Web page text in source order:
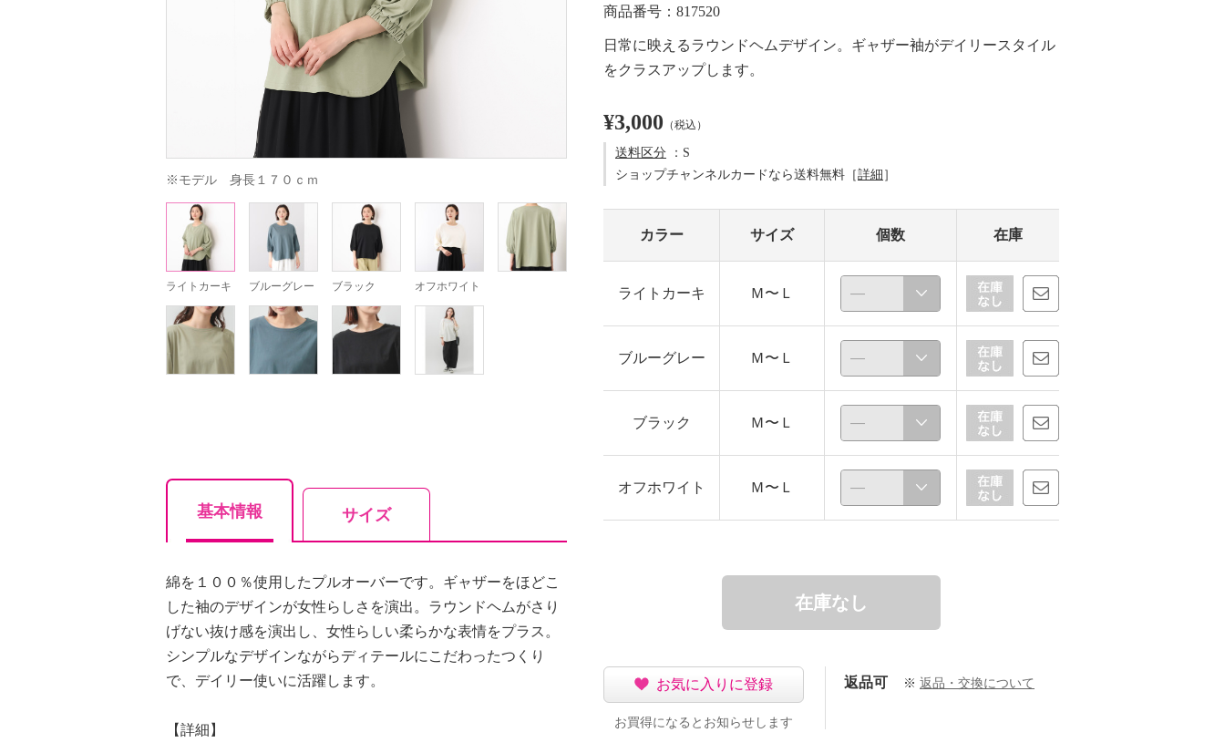
※モデル　身長１７０ｃｍ
ライトカーキ ブルーグレー ブラック オフホワイト
基本情報 サイズ
綿を１００％使用したプルオーバーです。ギャザーをほどこ
した袖のデザインが女性らしさを演出。ラウンドヘムがさり
げない抜け感を演出し、女性らしい柔らかな表情をプラス。
シンプルなデザインながらディテールにこだわったつくり
で、デイリー使いに活躍します。
【詳細】
商品番号：817520
日常に映えるラウンドヘムデザイン。ギャザー袖がデイリースタイル
をクラスアップします。
¥3,000 （税込）
送料区分 ：S
ショップチャンネルカードなら送料無料［詳細 ］
カラー サイズ 個数 在庫
ライトカーキ Ｍ〜Ｌ
ブルーグレー Ｍ〜Ｌ
ブラック Ｍ〜Ｌ
オフホワイト Ｍ〜Ｌ
在庫なし
お気に入りに登録
お買得になるとお知らせします
返品可 ※ 返品・交換について